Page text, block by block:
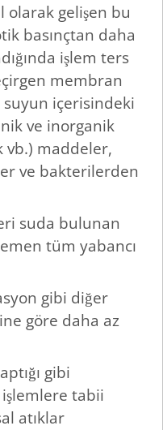
olarak gelişen bu
basınçtan daha
işlem ters
membran
suyun içerisindeki
ve inorganik
vb.) maddeler,
ve bakterilerden
suda bulunan
tüm yabancı
gibi diğer
göre daha az
gibi
tabii
atıklar